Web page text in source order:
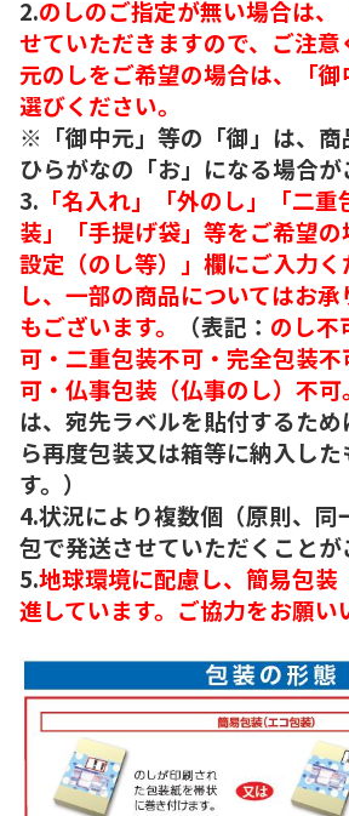
2.のしのご指定が無い場合は、
せていただきますので、ご注
元のしをご希望の場合は、「
選びください。
※「御中元」等の「御」は、商
ひらがなの「お」になる場合が
3. 「名入れ」「外のし」「二
装」「手提げ袋」等をご希望
設定（のし等）」欄にご入力
し、一部の商品についてはお
もございます。
（表記： のし不
可・二重包装不可・完全包装
可・仏事包装（仏事のし）不可。
は、宛先ラベルを貼付するた
ら再度包装又は箱等に納入した
す。）
4.状況により複数個（原則、同
包で発送させていただくことが
5.地球環境に配慮し、簡易包装
進しています。ご協力をお願い